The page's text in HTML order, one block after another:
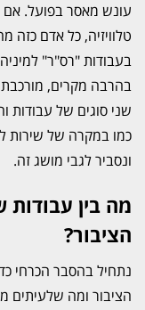
עונש מאסר בפועל. אם
טלוויזיה, כל אדם
בעבודות "רס"ר"
בהרבה מקרים, מורכבת
שני סוגים של עבודות
כמו במקרה של שירות
ונסביר לגבי מושג זה.
מה בין עבודות
הציבור?
נתחיל בהסבר הכרחי
הציבור ומה שלעיתים